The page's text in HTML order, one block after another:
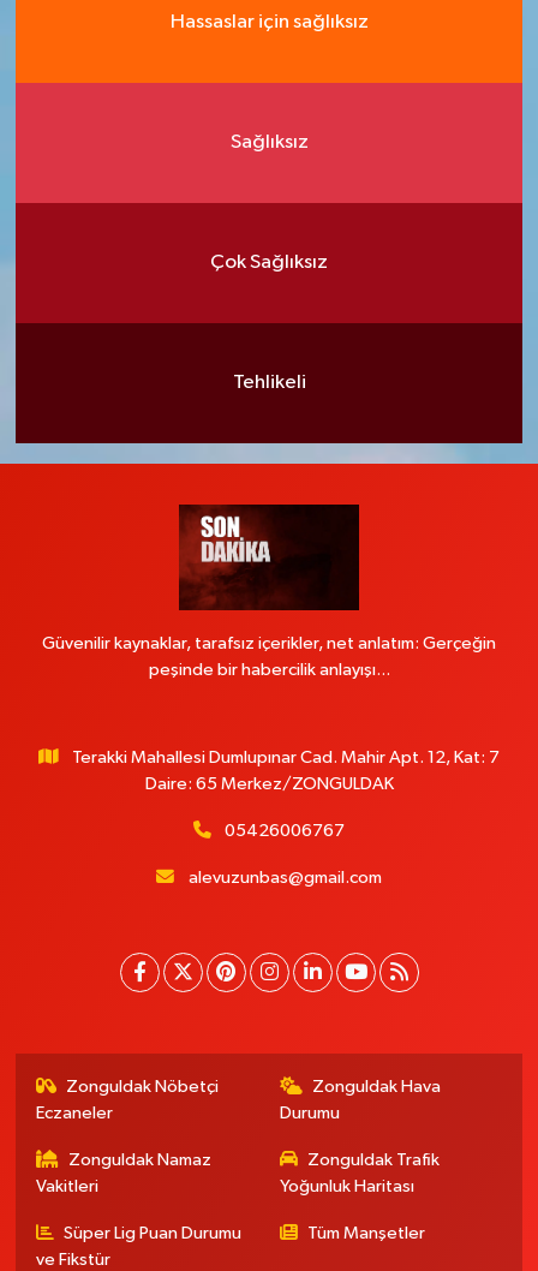
Hassaslar için sağlıksız
Sağlıksız
Çok Sağlıksız
Tehlikeli
Güvenilir kaynaklar, tarafsız içerikler, net anlatım: Gerçeğin
peşinde bir habercilik anlayışı...
Terakki Mahallesi Dumlupınar Cad. Mahir Apt. 12, Kat: 7
Daire: 65 Merkez/ZONGULDAK
05426006767
alevuzunbas@gmail.com
Zonguldak Nöbetçi
Eczaneler
Zonguldak Hava
Durumu
Zonguldak Namaz
Vakitleri
Zonguldak Trafik
Yoğunluk Haritası
Süper Lig Puan Durumu
ve Fikstür
Tüm Manşetler